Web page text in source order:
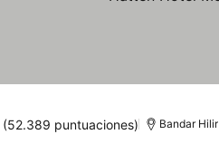
(52.389 puntuaciones) Bandar Hilir